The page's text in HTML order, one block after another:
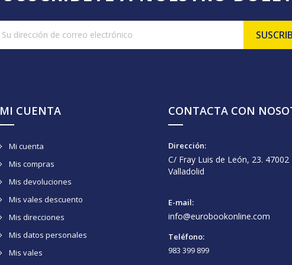
MI CUENTA
Mi cuenta
Mis compras
Mis devoluciones
Mis vales descuento
Mis direcciones
Mis datos personales
Mis vales
CONTACTA CON
Dirección:
C/ Fray Luis de León, 23. 47002
Valladolid
E-mail:
info@eurobookonline.com
Teléfono:
983 399 899